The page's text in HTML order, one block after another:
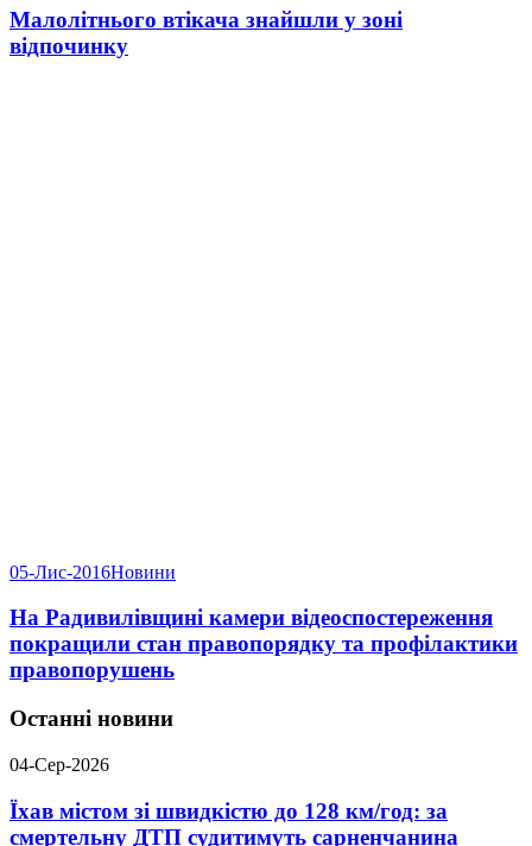
Малолітнього втікача знайшли у зоні
відпочинку
05-Лис-2016Новини
На Радивилівщині камери відеоспостереження
покращили стан правопорядку та профілактики
правопорушень
Останні новини
04-Сер-2026
Їхав містом зі швидкістю до 128 км/год: за
смертельну ДТП судитимуть сарненчанина